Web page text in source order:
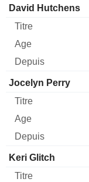
Dirigeant Titre Age
David Hutchens
Jocelyn Perry
Keri Glitch